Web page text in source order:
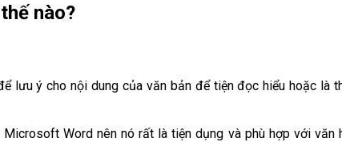
nào?
lưu ý cho nội dung của văn bản để tiện đọc hiểu hoặc là
Word nên nó rất là tiện dụng và phù hợp với văn